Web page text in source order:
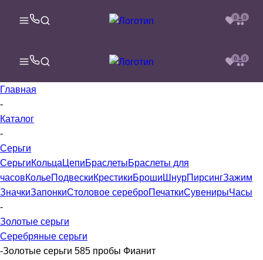
0 0
0 0
Главная
-
Каталог
-
Серьги
СерьгиКольца ЦепиБраслетыБраслеты для
часовКольеПодвескиКрестикиБроши ШнурПирсингЗажим
ЗначкиЗапонкиСтоловое сереброПечаткиСувенирыЧасы
-
Золотые серьги
Серебряные серьги
-Золотые серьги 585 пробы Фианит